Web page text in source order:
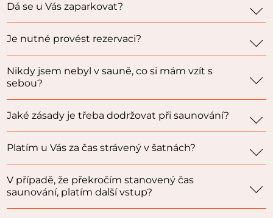
Dá se u Vás zaparkovat?
Je nutné provést rezervaci?
Nikdy jsem nebyl v sauně, co si mám vzít s
sebou?
Jaké zásady je třeba dodržovat při saunování?
Platím u Vás za čas strávený v šatnách?
V případě, že překročím stanovený čas
saunování, platím další vstup?